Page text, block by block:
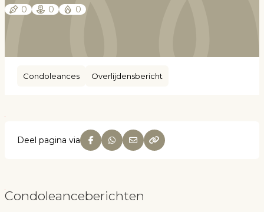
0 0 0
Condoleances Overlijdensbericht
Deel pagina via
Condoleanceberichten